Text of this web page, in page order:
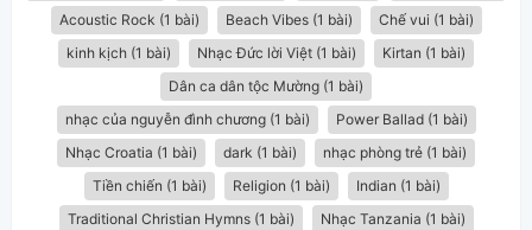
Acoustic Rock (1 bài)
Beach Vibes (1 bài)
Chế vui (1 bài)
kinh kịch (1 bài)
Nhạc Đức lời Việt (1 bài)
Kirtan (1 bài)
Dân ca dân tộc Mường (1 bài)
nhạc của nguyễn đình chương (1 bài)
Power Ballad (1 bài)
Nhạc Croatia (1 bài)
dark (1 bài)
nhạc phòng trẻ (1 bài)
Tiền chiến (1 bài)
Religion (1 bài)
Indian (1 bài)
Traditional Christian Hymns (1 bài)
Nhạc Tanzania (1 bài)